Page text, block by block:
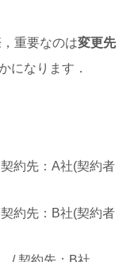
重要なのは変更先
になります．
約先：A社(契約者
約先：B社(契約者